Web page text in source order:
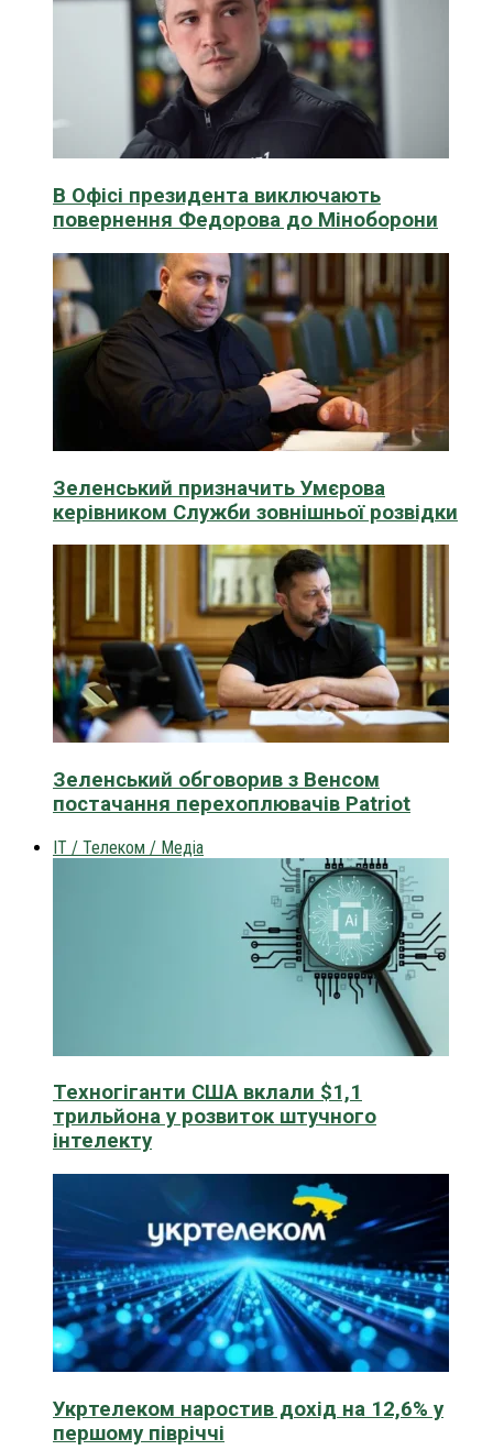
В Офісі президента виключають
повернення Федорова до Міноборони
Зеленський призначить Умєрова
керівником Служби зовнішньої розвідки
Зеленський обговорив з Венсом
постачання перехоплювачів Patriot
IT / Телеком / Медіа
Техногіганти США вклали $1,1
трильйона у розвиток штучного
інтелекту
Укртелеком наростив дохід на 12,6% у
першому півріччі